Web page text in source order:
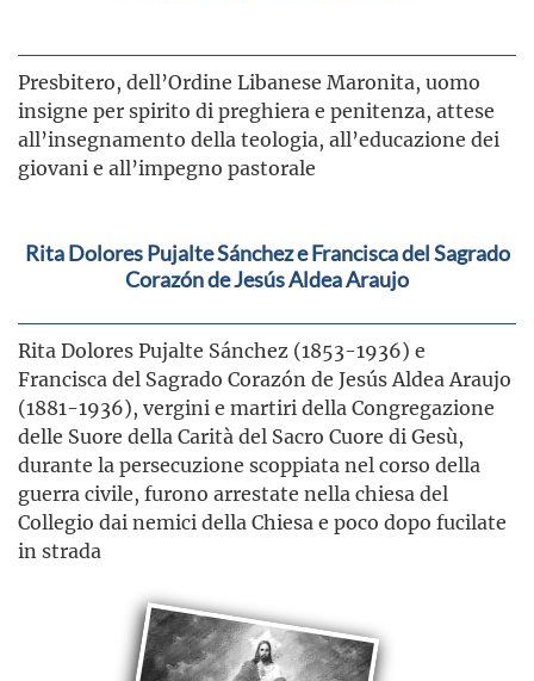
Presbitero, dell’Ordine Libanese Maronita, uomo
insigne per spirito di preghiera e penitenza, attese
all’insegnamento della teologia, all’educazione dei
giovani e all’impegno pastorale
Rita Dolores Pujalte Sánchez e Francisca del Sagrado
Corazón de Jesús Aldea Araujo
Rita Dolores Pujalte Sánchez (1853-1936) e
Francisca del Sagrado Corazón de Jesús Aldea Araujo
(1881-1936), vergini e martiri della Congregazione
delle Suore della Carità del Sacro Cuore di Gesù,
durante la persecuzione scoppiata nel corso della
guerra civile, furono arrestate nella chiesa del
Collegio dai nemici della Chiesa e poco dopo fucilate
in strada